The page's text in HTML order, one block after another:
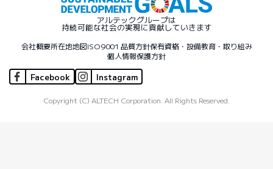
アルテックグループは
持続可能な社会の実現に貢献していきます
会社概要所在地地図ISO9001 品質方針保有資格・設備教育・取り組み
個人情報保護方針
Facebook Instagram
Copyright (C) ALTECH Corporation. All Rights Reserved.